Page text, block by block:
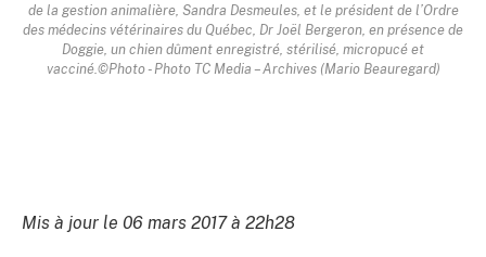
de la gestion animalière, Sandra Desmeules, et le président de l’Ordre
des médecins vétérinaires du Québec, Dr Joël Bergeron, en présence de
Doggie, un chien dûment enregistré, stérilisé, micropucé et
vacciné.©Photo - Photo TC Media – Archives (Mario Beauregard)
Mis à jour le 06 mars 2017 à 22h28